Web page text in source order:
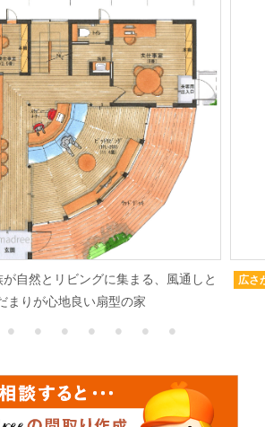
が自然とリビングに集まる、風通しと
まりが心地良い扇型の家
広さ